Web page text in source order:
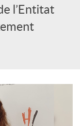
l’Entitat